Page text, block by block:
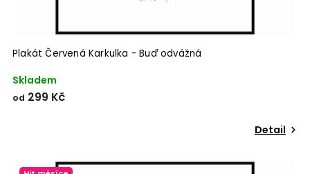
Plakát Červená Karkulka - Buď odvážná
Skladem
od 299 Kč
Detail